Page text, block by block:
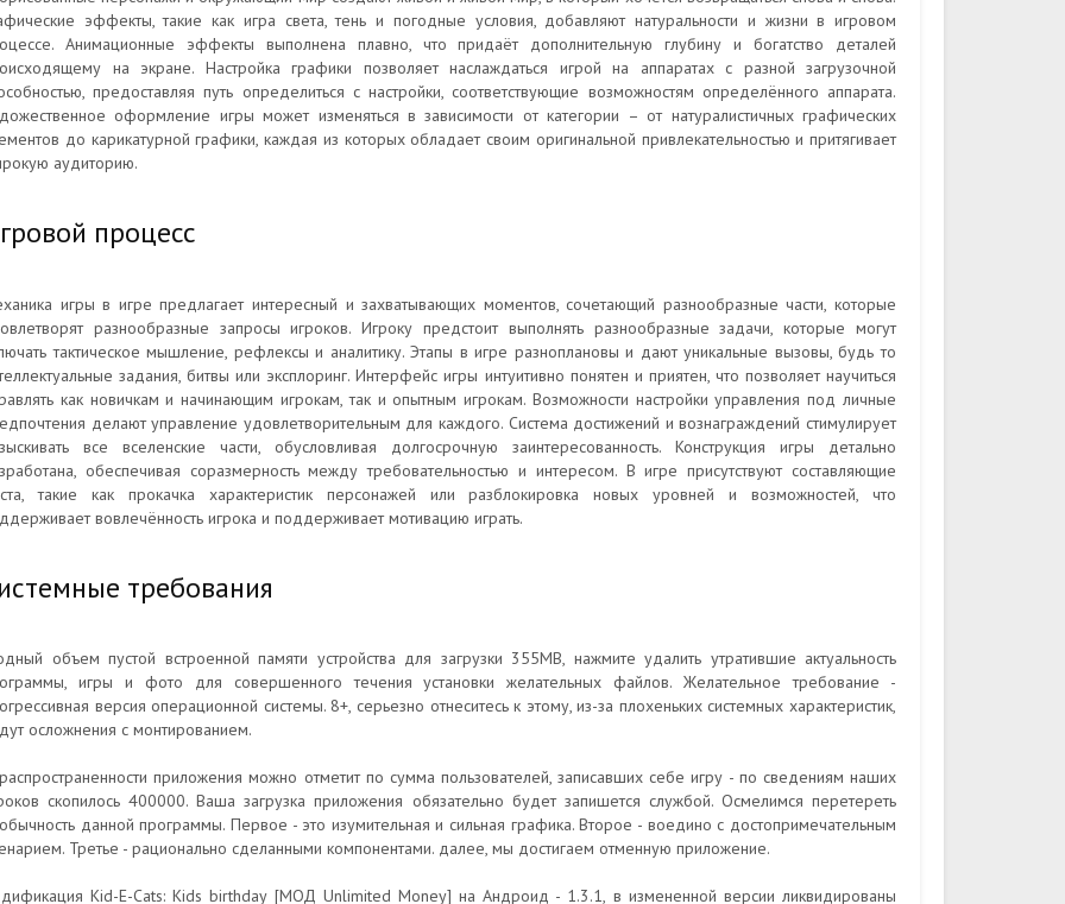
эффекты, такие как игра света, тень и погодные условия, добавляют натуральности и жизни в игровом
Анимационные эффекты выполнена плавно, что придаёт дополнительную глубину и богатство деталей
на экране. Настройка графики позволяет наслаждаться игрой на аппаратах с разной загрузочной
предоставляя путь определиться с настройки, соответствующие возможностям определённого аппарата.
оформление игры может изменяться в зависимости от категории – от натуралистичных графических
до карикатурной графики, каждая из которых обладает своим оригинальной привлекательностью и притягивает
аудиторию.
процесс
игры в игре предлагает интересный и захватывающих моментов, сочетающий разнообразные части, которые
разнообразные запросы игроков. Игроку предстоит выполнять разнообразные задачи, которые могут
тактическое мышление, рефлексы и аналитику. Этапы в игре разноплановы и дают уникальные вызовы, будь то
задания, битвы или эксплоринг. Интерфейс игры интуитивно понятен и приятен, что позволяет научиться
как новичкам и начинающим игрокам, так и опытным игрокам. Возможности настройки управления под личные
делают управление удовлетворительным для каждого. Система достижений и вознаграждений стимулирует
все вселенские части, обусловливая долгосрочную заинтересованность. Конструкция игры детально
обеспечивая соразмерность между требовательностью и интересом. В игре присутствуют составляющие
такие как прокачка характеристик персонажей или разблокировка новых уровней и возможностей, что
вовлечённость игрока и поддерживает мотивацию играть.
требования
объем пустой встроенной памяти устройства для загрузки 355MB, нажмите удалить утратившие актуальность
игры и фото для совершенного течения установки желательных файлов. Желательное требование -
версия операционной системы. 8+, серьезно отнеситесь к этому, из-за плохеньких системных характеристик,
осложнения с монтированием.
приложения можно отметит по сумма пользователей, записавших себе игру - по сведениям наших
скопилось 400000. Ваша загрузка приложения обязательно будет запишется службой. Осмелимся перетереть
данной программы. Первое - это изумительная и сильная графика. Второе - воедино с достопримечательным
Третье - рационально сделанными компонентами. далее, мы достигаем отменную приложение.
Kid-E-Cats: Kids birthday [МОД Unlimited Money] на Андроид - 1.3.1, в измененной версии ликвидированы